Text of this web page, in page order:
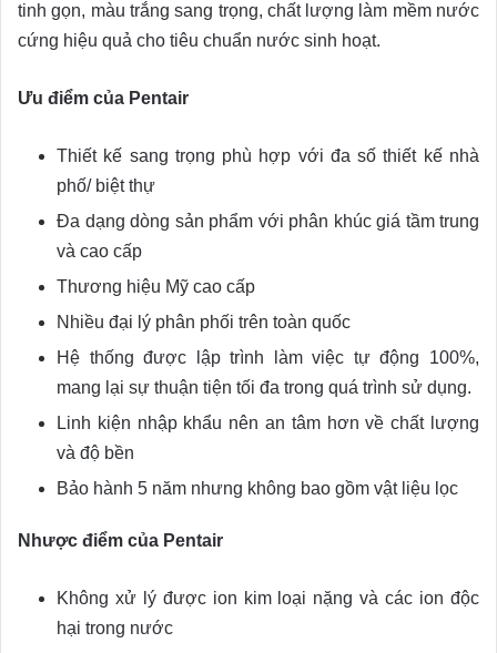
tinh gọn, màu trắng sang trọng, chất lượng làm mềm nước
cứng hiệu quả cho tiêu chuẩn nước sinh hoạt.
Ưu điểm của Pentair
Thiết kế sang trọng phù hợp với đa số thiết kế nhà
phố/ biệt thự
Đa dạng dòng sản phẩm với phân khúc giá tầm trung
và cao cấp
Thương hiệu Mỹ cao cấp
Nhiều đại lý phân phối trên toàn quốc
Hệ thống được lập trình làm việc tự động 100%,
mang lại sự thuận tiện tối đa trong quá trình sử dụng.
Linh kiện nhập khẩu nên an tâm hơn về chất lượng
và độ bền
Bảo hành 5 năm nhưng không bao gồm vật liệu lọc
Nhược điểm của Pentair
Không xử lý được ion kim loại nặng và các ion độc
hại trong nước